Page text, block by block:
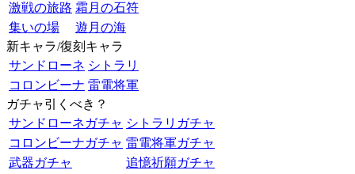
激戦の旅路 霜月の石符
集いの場
遊月の海
新キャラ/復刻キャラ
サンドローネ シトラリ
コロンビーナ 雷電将軍
ガチャ引くべき？
サンドローネガチャ シトラリガチャ
コロンビーナガチャ 雷電将軍ガチャ
武器ガチャ
追憶祈願ガチャ